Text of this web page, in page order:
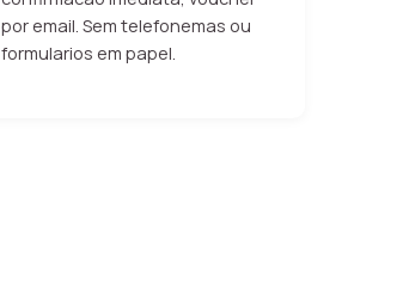
por email. Sem telefonemas ou
formularios em papel.